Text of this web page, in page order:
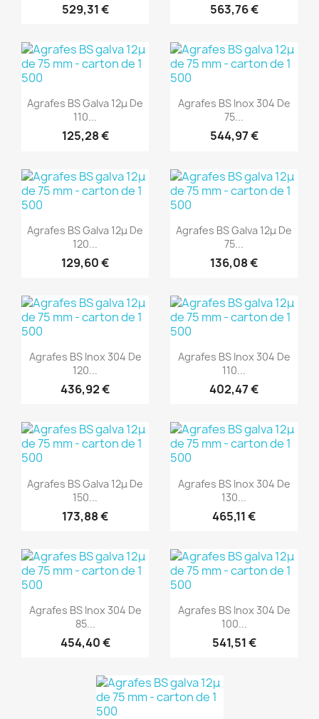
529,31 € 563,76 €
Aperçu rapide
Agrafes BS Galva 12μ De
110...
125,28 €
Aperçu rapide
Agrafes BS Inox 304 De
75...
544,97 €
Aperçu rapide
Agrafes BS Galva 12μ De
120...
129,60 €
Aperçu rapide
Agrafes BS Galva 12μ De
75...
136,08 €
Aperçu rapide
Agrafes BS Inox 304 De
120...
436,92 €
Aperçu rapide
Agrafes BS Inox 304 De
110...
402,47 €
Aperçu rapide
Agrafes BS Galva 12μ De
150...
173,88 €
Aperçu rapide
Agrafes BS Inox 304 De
130...
465,11 €
Aperçu rapide
Agrafes BS Inox 304 De
85...
454,40 €
Aperçu rapide
Agrafes BS Inox 304 De
100...
541,51 €